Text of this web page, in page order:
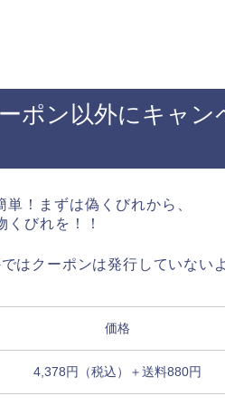
ポン以外にキャン
はクーポンは発行していない
価格
4,378円（税込）＋送料880円